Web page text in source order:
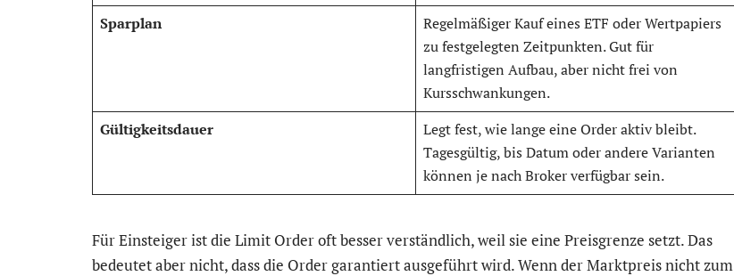
Sparplan
Regelmäßiger Kauf eines ETF oder Wertpapiers
zu festgelegten Zeitpunkten. Gut für
langfristigen Aufbau, aber nicht frei von
Kursschwankungen.
Gültigkeitsdauer
Legt fest, wie lange eine Order aktiv bleibt.
Tagesgültig, bis Datum oder andere Varianten
können je nach Broker verfügbar sein.
Für Einsteiger ist die Limit Order oft besser verständlich, weil sie eine Preisgrenze setzt. Das
bedeutet aber nicht, dass die Order garantiert ausgeführt wird. Wenn der Marktpreis nicht zum